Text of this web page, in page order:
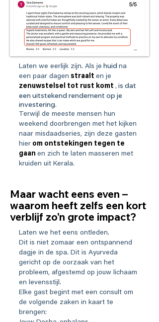
Laten we eerlijk zijn. Als je huid na
een paar dagen straalt en je
zenuwstelsel tot rust komt , is dat
een uitstekend rendement op je
investering.
Terwijl de meeste mensen hun
weekend doorbrengen met het kijken
naar misdaadseries, zijn deze gasten
hier om ontstekingen tegen te
gaan en zich te laten masseren met
kruiden uit Kerala.
Maar wacht eens even –
waarom heeft zelfs een kort
verblijf zo'n grote impact?
Laten we het eens ontleden.
Dit is niet zomaar een ontspannend
dagje in de spa. Dit is Ayurveda
gericht op de oorzaak van het
probleem, afgestemd op jouw lichaam
en levensstijl.
Elke gast begint met een consult om
de volgende zaken in kaart te
brengen: